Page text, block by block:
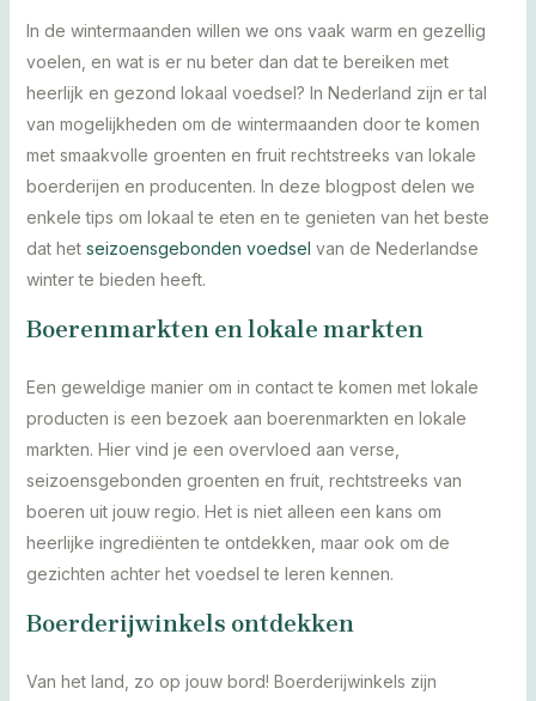
In de wintermaanden willen we ons vaak warm en gezellig
voelen, en wat is er nu beter dan dat te bereiken met
heerlijk en gezond lokaal voedsel? In Nederland zijn er tal
van mogelijkheden om de wintermaanden door te komen
met smaakvolle groenten en fruit rechtstreeks van lokale
boerderijen en producenten. In deze blogpost delen we
enkele tips om lokaal te eten en te genieten van het beste
dat het seizoensgebonden voedsel van de Nederlandse
winter te bieden heeft.
Boerenmarkten en lokale markten
Een geweldige manier om in contact te komen met lokale
producten is een bezoek aan boerenmarkten en lokale
markten. Hier vind je een overvloed aan verse,
seizoensgebonden groenten en fruit, rechtstreeks van
boeren uit jouw regio. Het is niet alleen een kans om
heerlijke ingrediënten te ontdekken, maar ook om de
gezichten achter het voedsel te leren kennen.
Boerderijwinkels ontdekken
Van het land, zo op jouw bord! Boerderijwinkels zijn